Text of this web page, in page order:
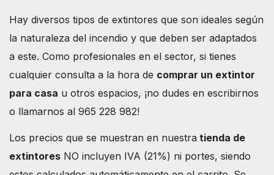
Hay diversos tipos de extintores que son ideales según
la naturaleza del incendio y que deben ser adaptados
a este. Como profesionales en el sector, si tienes
cualquier consulta a la hora de comprar un extintor
para casa u otros espacios, ¡no dudes en escribirnos
o llamarnos al 965 228 982!
Los precios que se muestran en nuestra tienda de
extintores NO incluyen IVA (21%) ni portes, siendo